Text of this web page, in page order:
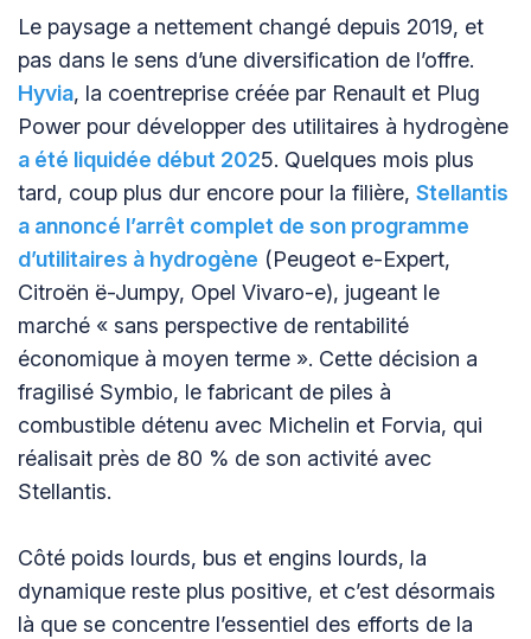
Le paysage a nettement changé depuis 2019, et
pas dans le sens d’une diversification de l’offre.
Hyvia, la coentreprise créée par Renault et Plug
Power pour développer des utilitaires à hydrogène
a été liquidée début 2025. Quelques mois plus
tard, coup plus dur encore pour la filière, Stellantis
a annoncé l’arrêt complet de son programme
d’utilitaires à hydrogène (Peugeot e-Expert,
Citroën ë-Jumpy, Opel Vivaro-e), jugeant le
marché « sans perspective de rentabilité
économique à moyen terme ». Cette décision a
fragilisé Symbio, le fabricant de piles à
combustible détenu avec Michelin et Forvia, qui
réalisait près de 80 % de son activité avec
Stellantis.
Côté poids lourds, bus et engins lourds, la
dynamique reste plus positive, et c’est désormais
là que se concentre l’essentiel des efforts de la